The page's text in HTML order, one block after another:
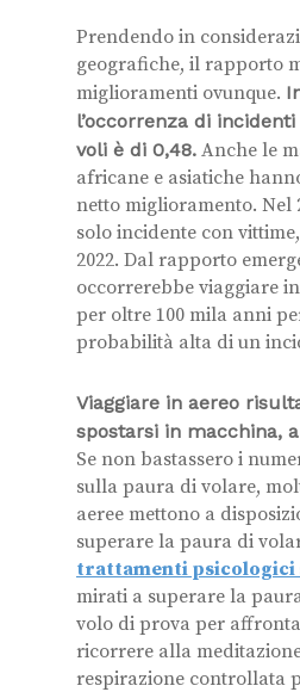
Prendendo in
geografiche, il rapporto
miglioramenti ovunque.
l’occorrenza di
voli è di 0,48. Anche le
africane e asiatiche
netto miglioramento. Nel
solo incidente con
2022. Dal rapporto
occorrerebbe viaggiare
per oltre 100 mila anni
probabilità alta di un
Viaggiare in aereo
spostarsi in macchina,
Se non bastassero i
sulla paura di volare,
aeree mettono a
superare la paura di
trattamenti psicologici
mirati a superare la
volo di prova per
ricorrere alla
respirazione controllata